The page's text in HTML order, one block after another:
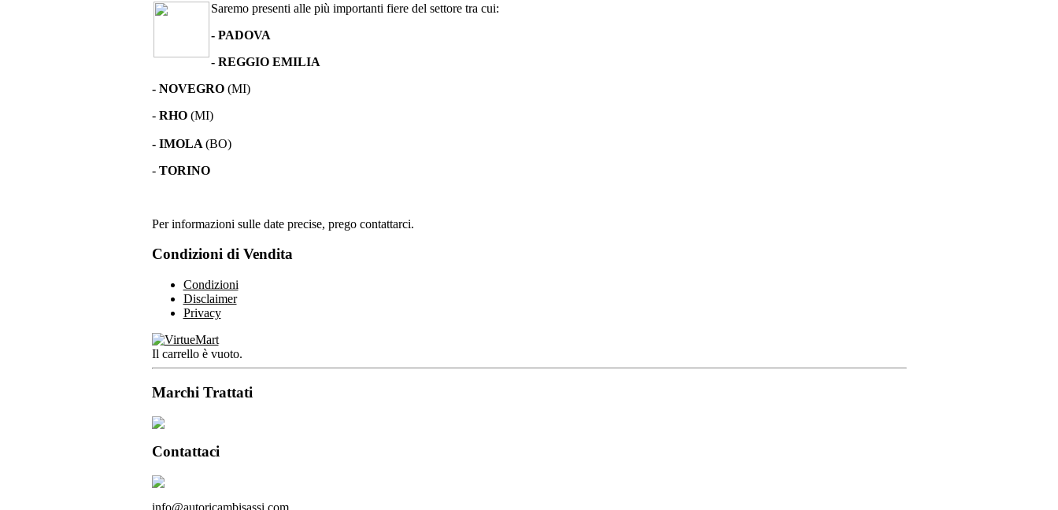
Saremo presenti alle più importanti fiere del settore tra cui:
- PADOVA
- REGGIO EMILIA
- NOVEGRO(MI)
-RHO (MI)
- IMOLA (BO)
- TORINO
Per informazioni sulle date precise, prego contattarci.
Condizioni di Vendita
Condizioni
Disclaimer
Privacy
Il carrello è vuoto.
Marchi Trattati
Contattaci
info@autoricambisassi.com